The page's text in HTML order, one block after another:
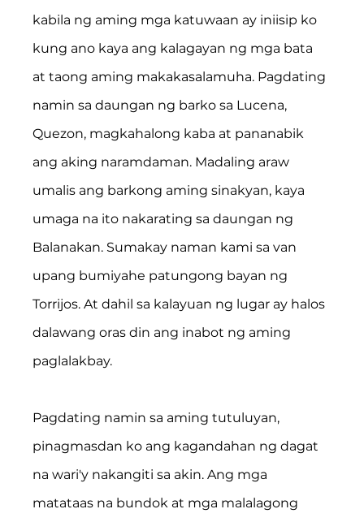
kabila ng aming mga katuwaan ay iniisip ko
kung ano kaya ang kalagayan ng mga bata
at taong aming makakasalamuha. Pagdating
namin sa daungan ng barko sa Lucena,
Quezon, magkahalong kaba at pananabik
ang aking naramdaman. Madaling araw
umalis ang barkong aming sinakyan, kaya
umaga na ito nakarating sa daungan ng
Balanakan. Sumakay naman kami sa van
upang bumiyahe patungong bayan ng
Torrijos. At dahil sa kalayuan ng lugar ay halos
dalawang oras din ang inabot ng aming
paglalakbay.
Pagdating namin sa aming tutuluyan,
pinagmasdan ko ang kagandahan ng dagat
na wari'y nakangiti sa akin. Ang mga
matataas na bundok at mga malalagong